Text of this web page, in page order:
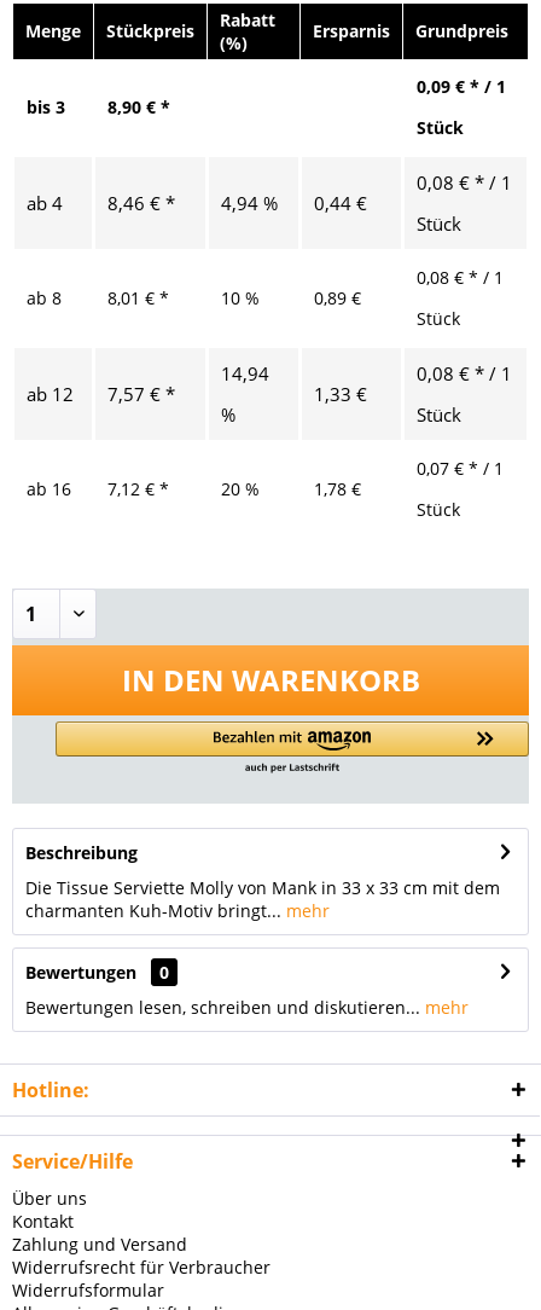
Menge
Stückpreis
Rabatt
(%)
Ersparnis Grundpreis
bis 3 8,90 € *
0,09 € * / 1
Stück
ab 4 8,46 € * 4,94 % 0,44 €
0,08 € * / 1
Stück
ab 8 8,01 € * 10 % 0,89 €
0,08 € * / 1
Stück
ab 12 7,57 € *
14,94
%
1,33 €
0,08 € * / 1
Stück
ab 16 7,12 € * 20 % 1,78 €
0,07 € * / 1
Stück
IN DEN WARENKORB
Beschreibung
Die Tissue Serviette Molly von Mank in 33 x 33 cm mit dem
charmanten Kuh-Motiv bringt... mehr
Bewertungen
0
Bewertungen lesen, schreiben und diskutieren... mehr
Hotline:
Service/Hilfe
Über uns
Kontakt
Zahlung und Versand
Widerrufsrecht für Verbraucher
Widerrufsformular